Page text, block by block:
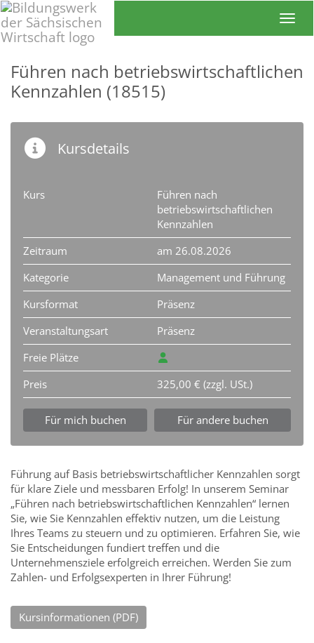
Führen nach betriebswirtschaftlichen
Kennzahlen (18515)
Kursdetails
Kurs
Führen nach
betriebswirtschaftlichen
Kennzahlen
Zeitraum
am 26.08.2026
Kategorie
Management und Führung
Kursformat
Präsenz
Veranstaltungsart
Präsenz
Freie Plätze
Preis
325,00 € (zzgl. USt.)
Für mich buchen Für andere buchen
Führung auf Basis betriebswirtschaftlicher Kennzahlen sorgt
für klare Ziele und messbaren Erfolg! In unserem Seminar
„Führen nach betriebswirtschaftlichen Kennzahlen“ lernen
Sie, wie Sie Kennzahlen effektiv nutzen, um die Leistung
Ihres Teams zu steuern und zu optimieren. Erfahren Sie, wie
Sie Entscheidungen fundiert treffen und die
Unternehmensziele erfolgreich erreichen. Werden Sie zum
Zahlen- und Erfolgsexperten in Ihrer Führung!
Kursinformationen (PDF)